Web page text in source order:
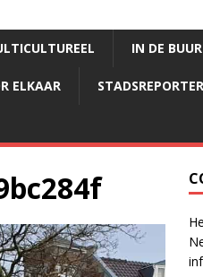
IN DE
ELKAAR